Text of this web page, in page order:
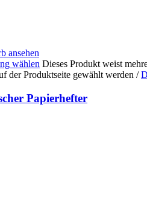
ansehen
wählen Dieses Produkt weist
der Produktseite gewählt werden /
Papierhefter